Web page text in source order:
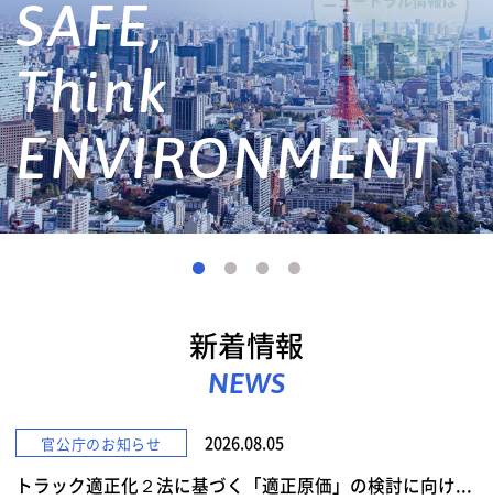
詳しくみる
新着情報
NEWS
官公庁のお知らせ 2026.08.05
トラック適正化２法に基づく「適正原価」の検討に向け...